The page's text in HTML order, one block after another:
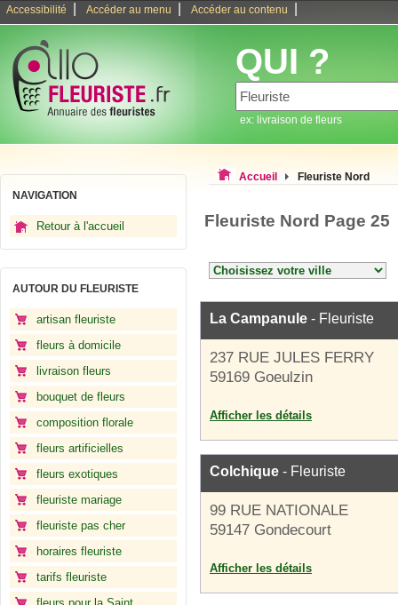
Accessibilité Accéder au menu Accéder au contenu
QUI ?
ex: livraison de fleurs
NAVIGATION
Retour à l'accueil
AUTOUR DU FLEURISTE
artisan fleuriste
fleurs à domicile
livraison fleurs
bouquet de fleurs
composition florale
fleurs artificielles
fleurs exotiques
fleuriste mariage
fleuriste pas cher
horaires fleuriste
tarifs fleuriste
Accueil Fleuriste Nord
Fleuriste Nord Page 25
La Campanule - Fleuriste
237 RUE JULES FERRY
59169 Goeulzin
Afficher les détails
Colchique - Fleuriste
99 RUE NATIONALE
59147 Gondecourt
Afficher les détails